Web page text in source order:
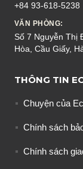
+84 93-618-5238
VĂN PHÒNG:
Số 7 Nguyễn Thị
Hòa, Cầu Giấy,
THÔNG TIN
Chuyện của
Chính sách
Chính sách